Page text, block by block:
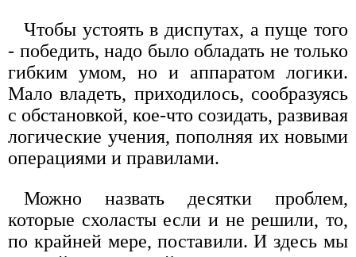
Чтобы устоять в диспутах, а пуще того
- победить, надо было обладать не только
гибким умом, но и аппаратом логики.
Мало владеть, приходилось, сообразуясь
с обстановкой, кое-что созидать, развивая
логические учения, пополняя их новыми
операциями и правилами.
Можно назвать десятки проблем,
которые схоласты если и не решили, то,
по крайней мере, поставили. И здесь мы